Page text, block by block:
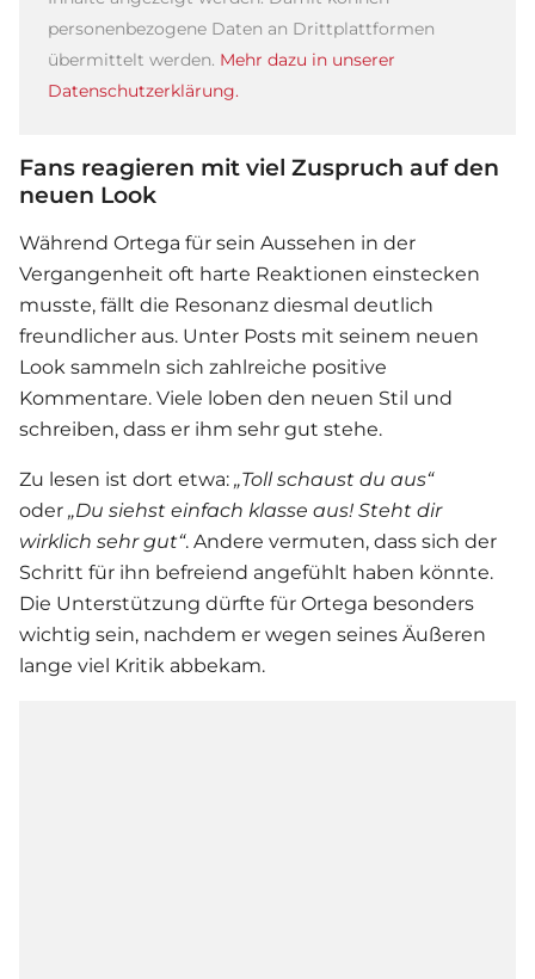
personenbezogene Daten an Drittplattformen
übermittelt werden. Mehr dazu in unserer
Datenschutzerklärung.
Fans reagieren mit viel Zuspruch auf den
neuen Look
Während Ortega für sein Aussehen in der
Vergangenheit oft harte Reaktionen einstecken
musste, fällt die Resonanz diesmal deutlich
freundlicher aus. Unter Posts mit seinem neuen
Look sammeln sich zahlreiche positive
Kommentare. Viele loben den neuen Stil und
schreiben, dass er ihm sehr gut stehe.
Zu lesen ist dort etwa: „Toll schaust du aus“
oder „Du siehst einfach klasse aus! Steht dir
wirklich sehr gut“. Andere vermuten, dass sich der
Schritt für ihn befreiend angefühlt haben könnte.
Die Unterstützung dürfte für Ortega besonders
wichtig sein, nachdem er wegen seines Äußeren
lange viel Kritik abbekam.